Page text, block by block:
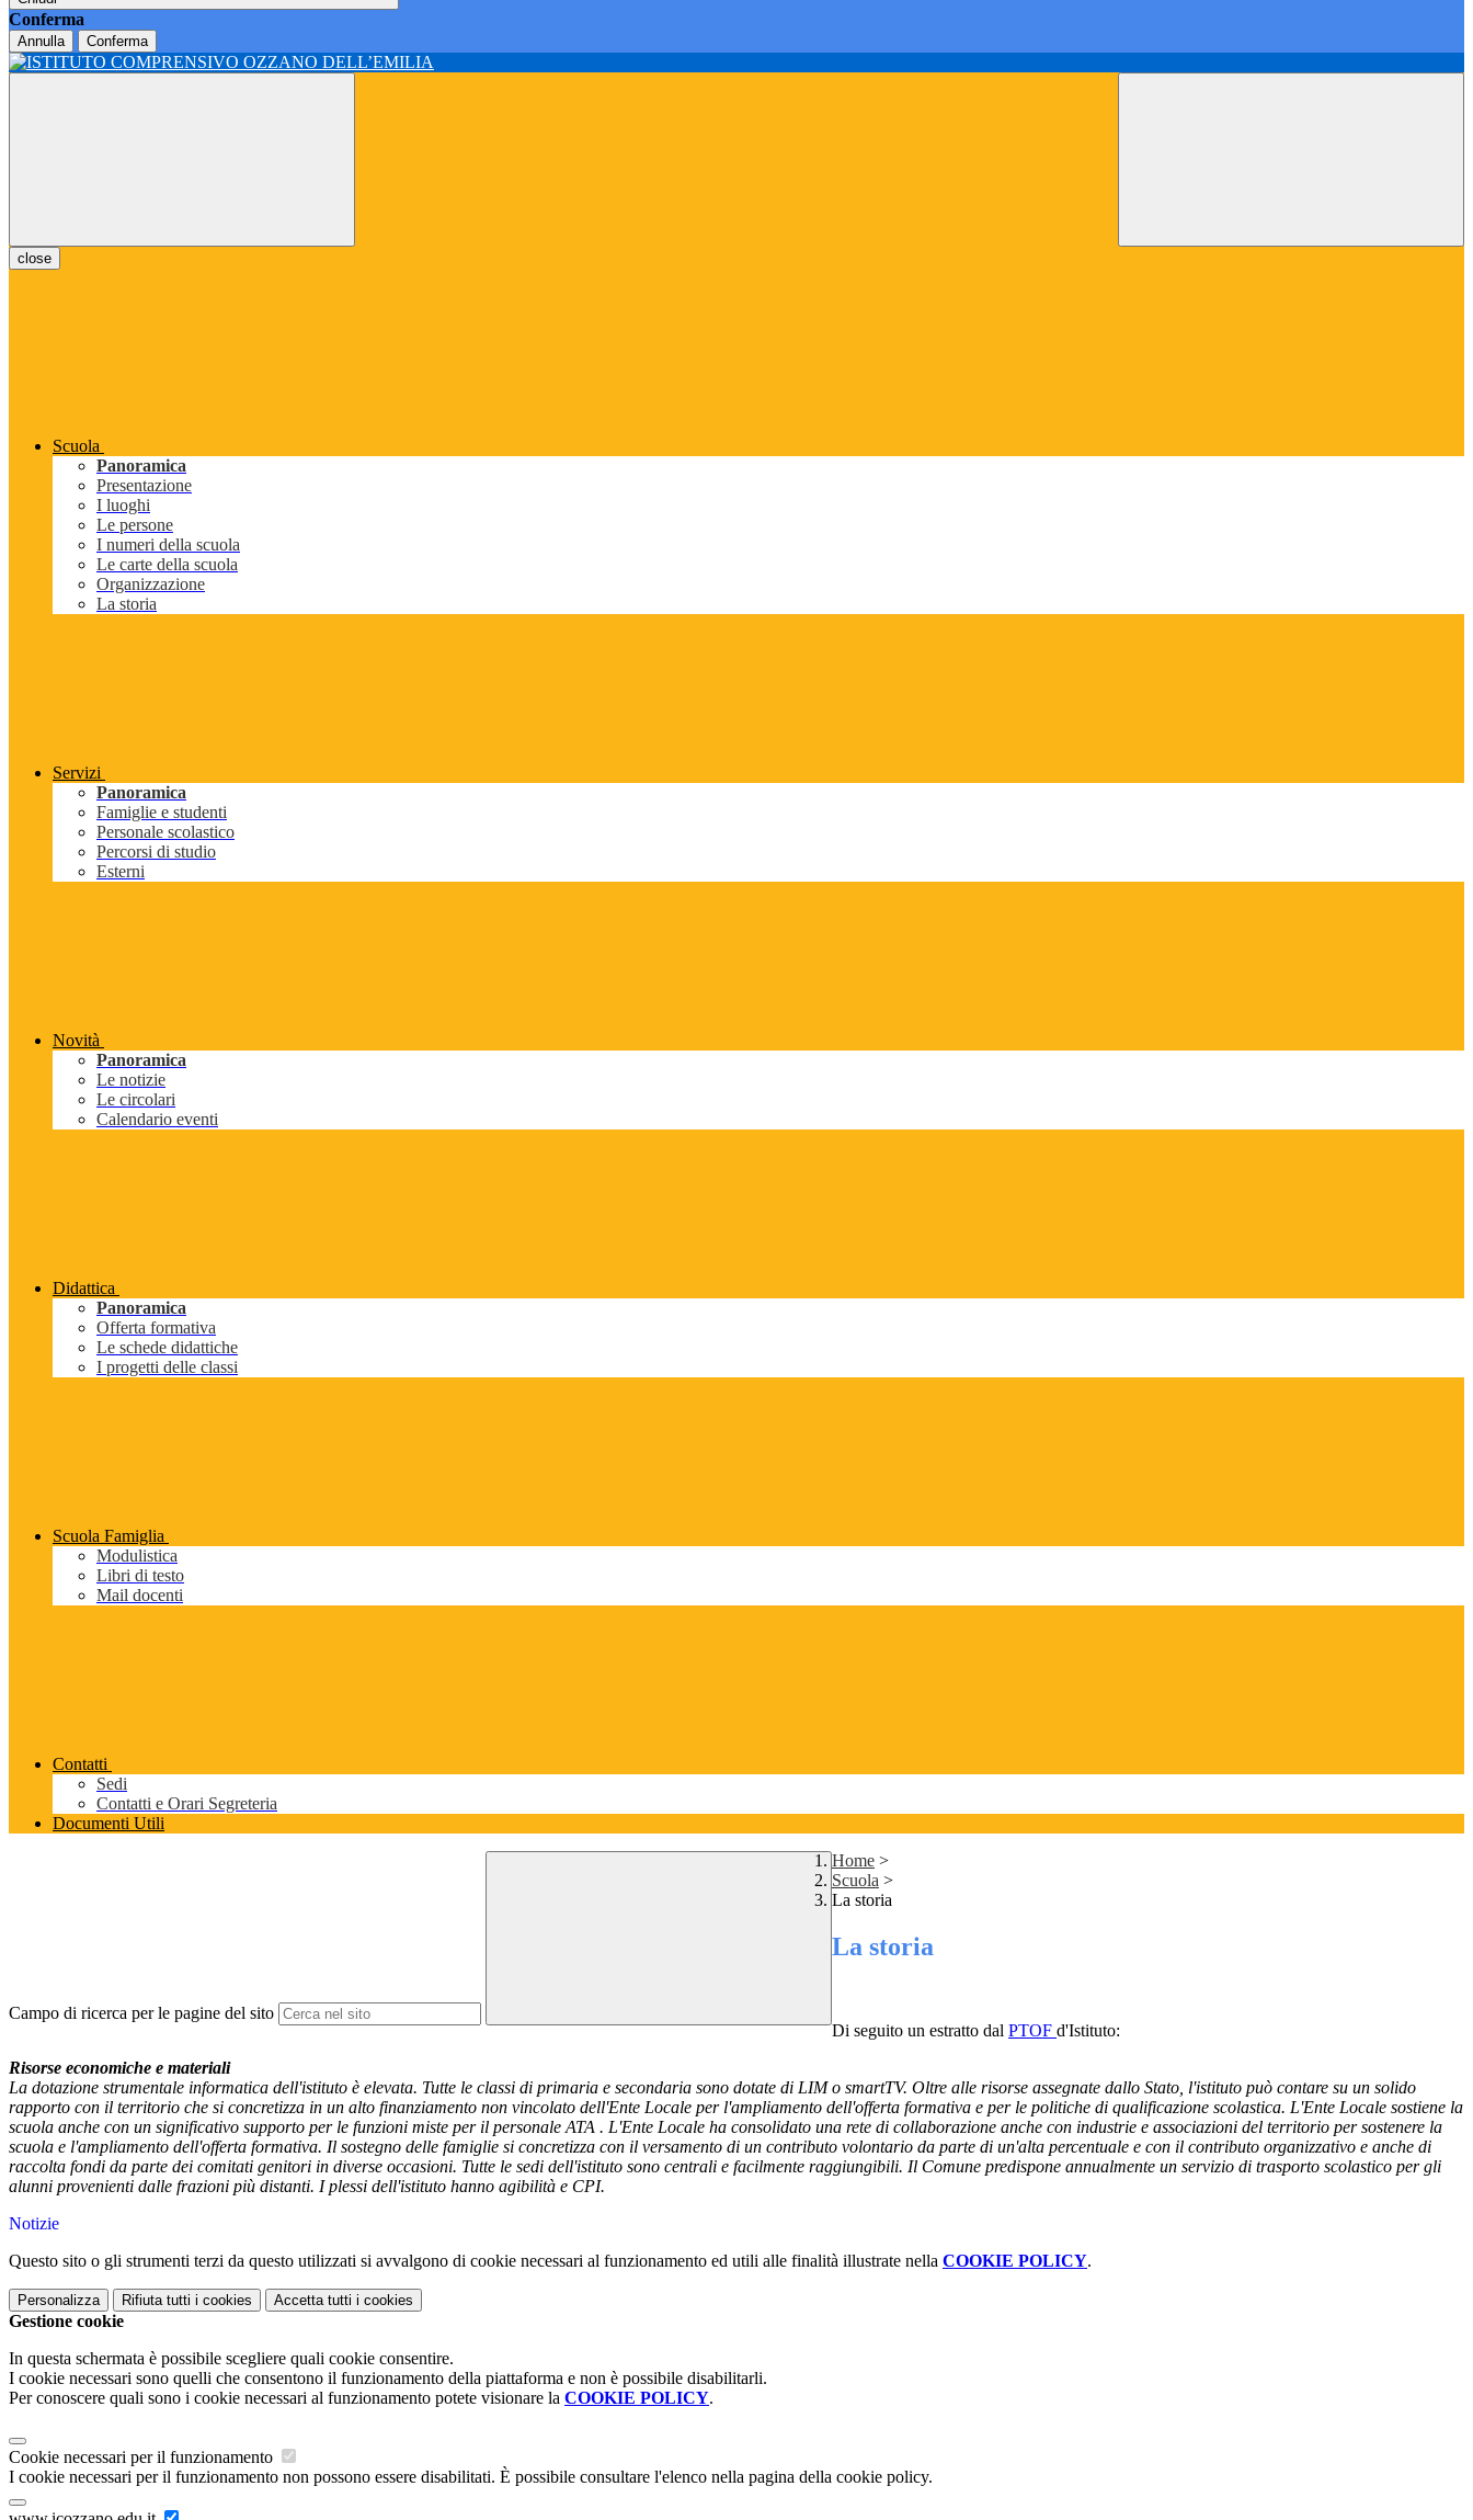
Conferma
Annulla Conferma
close
Scuola
Panoramica
Presentazione
I luoghi
Le persone
I numeri della scuola
Le carte della scuola
Organizzazione
La storia
Servizi
Panoramica
Famiglie e studenti
Personale scolastico
Percorsi di studio
Esterni
Novità
Panoramica
Le notizie
Le circolari
Calendario eventi
Didattica
Panoramica
Offerta formativa
Le schede didattiche
I progetti delle classi
Scuola Famiglia
Modulistica
Libri di testo
Mail docenti
Contatti
Sedi
Contatti e Orari Segreteria
Documenti Utili
Campo di ricerca per le pagine del sito
Home >
Scuola >
La storia
La storia
Di seguito un estratto dal PTOF d'Istituto:
Risorse economiche e materiali
La dotazione strumentale informatica dell'istituto è elevata. Tutte le classi di primaria e secondaria sono dotate di LIM o smartTV. Oltre alle risorse assegnate dallo Stato, l'istituto può contare su un solido
rapporto con il territorio che si concretizza in un alto finanziamento non vincolato dell'Ente Locale per l'ampliamento dell'offerta formativa e per le politiche di qualificazione scolastica. L'Ente Locale sostiene la
scuola anche con un significativo supporto per le funzioni miste per il personale ATA . L'Ente Locale ha consolidato una rete di collaborazione anche con industrie e associazioni del territorio per sostenere la
scuola e l'ampliamento dell'offerta formativa. Il sostegno delle famiglie si concretizza con il versamento di un contributo volontario da parte di un'alta percentuale e con il contributo organizzativo e anche di
raccolta fondi da parte dei comitati genitori in diverse occasioni. Tutte le sedi dell'istituto sono centrali e facilmente raggiungibili. Il Comune predispone annualmente un servizio di trasporto scolastico per gli
alunni provenienti dalle frazioni più distanti. I plessi dell'istituto hanno agibilità e CPI.
Notizie
Questo sito o gli strumenti terzi da questo utilizzati si avvalgono di cookie necessari al funzionamento ed utili alle finalità illustrate nella COOKIE POLICY.
Personalizza Rifiuta tutti i cookies Accetta tutti i cookies
Gestione cookie
In questa schermata è possibile scegliere quali cookie consentire.
I cookie necessari sono quelli che consentono il funzionamento della piattaforma e non è possibile disabilitarli.
Per conoscere quali sono i cookie necessari al funzionamento potete visionare la COOKIE POLICY.
Cookie necessari per il funzionamento
I cookie necessari per il funzionamento non possono essere disabilitati. È possibile consultare l'elenco nella pagina della cookie policy.